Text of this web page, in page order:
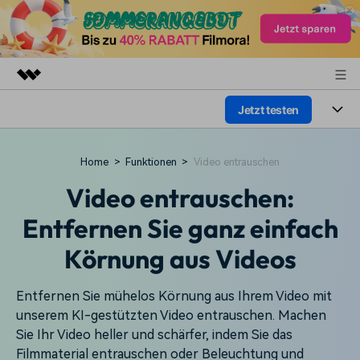
Dienstprogramme
Presseraum
Support
Jetzt testen
Plattformen
Funktionen
Video/Foto
Text
Lösungen
Soziale Medien
Marketing & Business
Lifestyle & Spaß
Ressourcen
Video-Prompts Meisterkurs
Hilfe-Center
Erste Schritte
Über
Home > Funktionen > Video entrauschen
Video entrauschen:
Entfernen Sie ganz einfach
Körnung aus Videos
Entfernen Sie mühelos Körnung aus Ihrem Video mit
unserem KI-gestützten Video entrauschen. Machen
Sie Ihr Video heller und schärfer, indem Sie das
Filmmaterial entrauschen oder Beleuchtung und